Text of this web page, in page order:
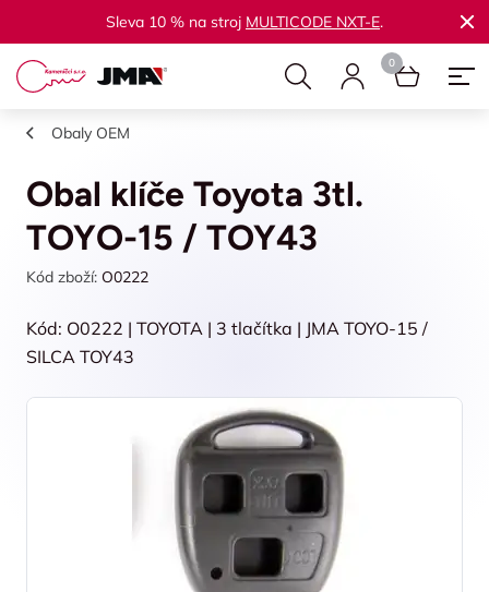
Sleva 10 % na stroj MULTICODE NXT-E.
Obaly OEM
Obal klíče Toyota 3tl.
TOYO-15 / TOY43
Kód zboží: O0222
Kód: O0222 | TOYOTA | 3 tlačítka | JMA TOYO-15 /
SILCA TOY43